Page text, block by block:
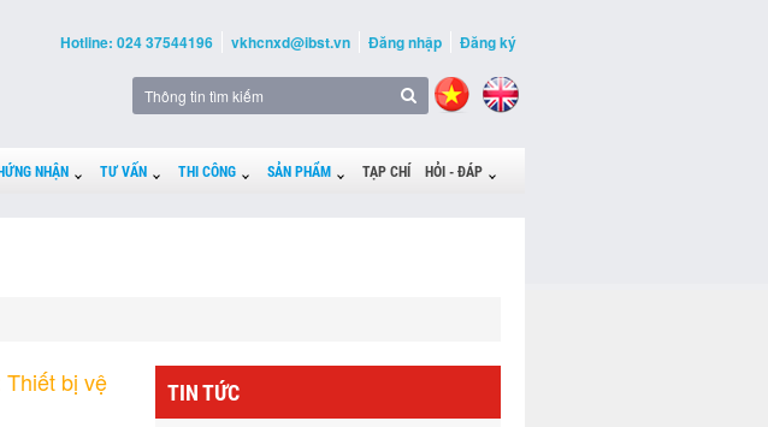
Hotline: 024 37544196 vkhcnxd@ibst.vn Đăng nhập Đăng ký
NHẬN TƯ VẤN THI CÔNG SẢN PHẨM TẠP CHÍ HỎI - ĐÁP
bị vệ
TIN TỨC